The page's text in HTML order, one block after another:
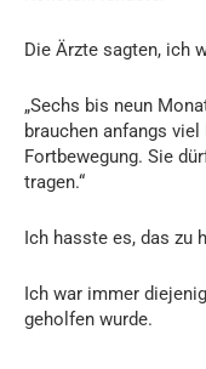
Die Ärzte sagten, ich
„Sechs bis neun
brauchen anfangs
Fortbewegung. Sie
tragen.“
Ich hasste es, das zu
Ich war immer
geholfen wurde.